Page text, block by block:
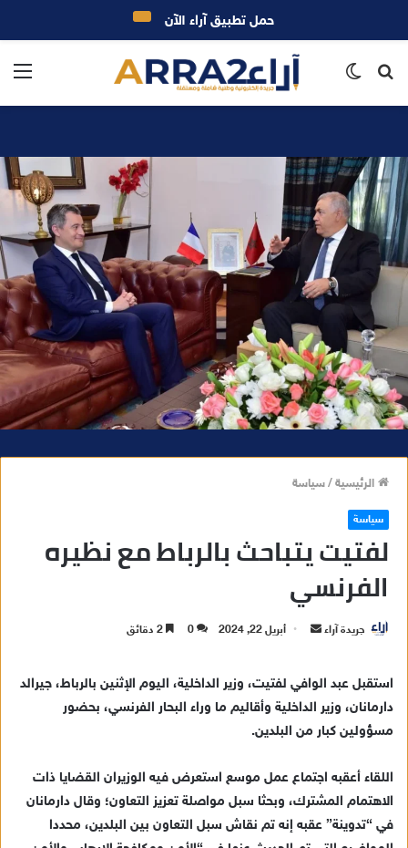
بحث
الرئيسية/سياسة
سياسة
لفتيت يتباحث بالرباط مع نظيره
الفرنسي
جريدة آراء
د
ا
إ
أبريل 22, 2024 0
استقبل عبد الوافي لفتيت، وزير الداخلية، اليوم الإثنين بالرباط، جيرالد
دارمانان، وزير الداخلية وأقاليم ما وراء البحار الفرنسي، بحضور
مسؤولين كبار من البلدين.
اللقاء أعقبه اجتماع عمل موسع استعرض فيه الوزيران القضايا ذات
الاهتمام المشترك، وبحثا سبل مواصلة تعزيز التعاون؛ وقال دارمانان
في “تدوينة” عقبه إنه تم نقاش سبل التعاون بين البلدين، محددا
حمل تطبيق آراء الآن